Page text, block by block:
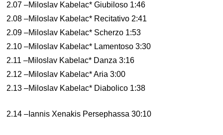
2.07 –Miloslav Kabelac* Giubiloso 1:46
2.08 –Miloslav Kabelac* Recitativo 2:41
2.09 –Miloslav Kabelac* Scherzo 1:53
2.10 –Miloslav Kabelac* Lamentoso 3:30
2.11 –Miloslav Kabelac* Danza 3:16
2.12 –Miloslav Kabelac* Aria 3:00
2.13 –Miloslav Kabelac* Diabolico 1:38
2.14 –Iannis Xenakis Persephassa 30:10